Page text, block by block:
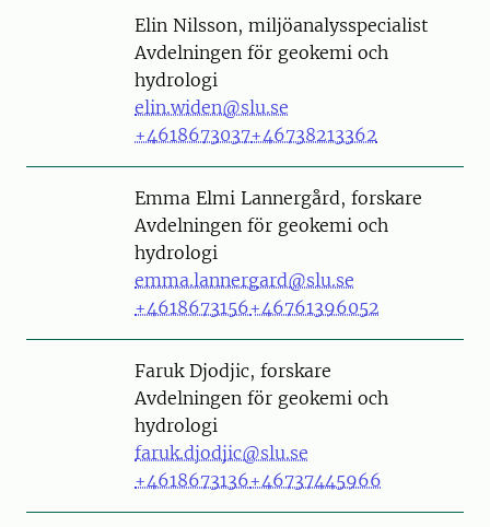
PersonElin Nilsson, miljöanalysspecialist
Avdelningen för geokemi och
hydrologi
elin.widen@slu.se
+4618673037+46738213362
PersonEmma Elmi Lannergård, forskare
Avdelningen för geokemi och
hydrologi
emma.lannergard@slu.se
+4618673156+46761396052
PersonFaruk Djodjic, forskare
Avdelningen för geokemi och
hydrologi
faruk.djodjic@slu.se
+4618673136+46737445966